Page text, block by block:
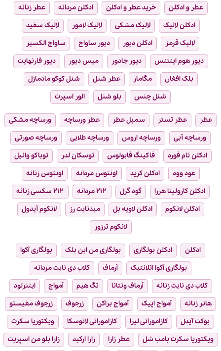
عطر و ادکلن خرید عطر و ادکلن ادکلن مردانه
عطر زنانه
ادکلن لالیک
لالیک مشکی لالیک لامور
لالیک سفید
لالیک قرمز
ادکلن دیور دیور ساواج
ساواج الکسیر
دیور هوم اینتنس
دیور جادور میس دیور
دیور فارنهایت
بلک افغان
مگامار عطر شنل
شنل کوکو مادمازل
شنل چنس
بلو شنل الور اسپرت
عطر عطر تستر سمپل عطر عطر ورساچه
ورساچه مشکی
ورساچه آبی
ورساچه اروس ورساچه طلایی
ورساچه صورتی
ادکلن تام فورد
فاکینگ فابولوس توسکان لدر
توباکو وانیل
عود وود
ادکلن کرید اونتوس مردانه
اونتوس زنانه
ادکلن کارولینا هررا
گود گرل ۲۱۲ مردانه
۲۱۲ سکسی زنانه
ادکلن لانکوم
ادکلن لاویه بل میدنایت رز
لانکوم آیدول
لانکوم ترزور
ادکلن ادکلن بولگاری بولگاری من این بلک
بولگاری آکوا
بولگاری آکوا اتلانتیک
آرماف
کلاب دی نایت مردانه
کلاب دی نایت زنانه
آرماف ونتانا تگ هیم آمواج
اینترلود
هانر زنانه
آمواج اپیک آمواج براکن زرجوف
زرجوف مفیستو
بوکت آیدل
کازاموراتی لیرا کازاموراتی لاتوسکا
ویکتوریا سکرت
ویکتوریا سکرت بامب شل
عطر زارا زارا ارکید
زارا بلو من اسپریت